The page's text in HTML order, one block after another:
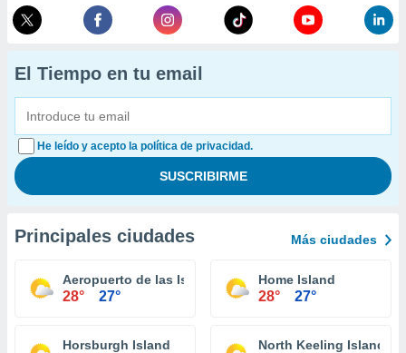
El Tiempo en tu email
He leído y acepto la política de privacidad.
Principales ciudades Más ciudades
Aeropuerto de las Islas Cocos
28° 27°
Home Island
28° 27°
Horsburgh Island North Keeling Island